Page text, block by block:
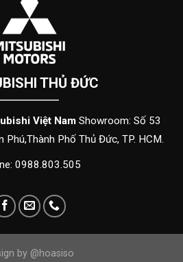
THỦ ĐỨC
Việt Nam Showroom: Số 53
Phú,Thành Phố Thủ Đức, TP. HCM.
0988.803.505
by @hoasiso